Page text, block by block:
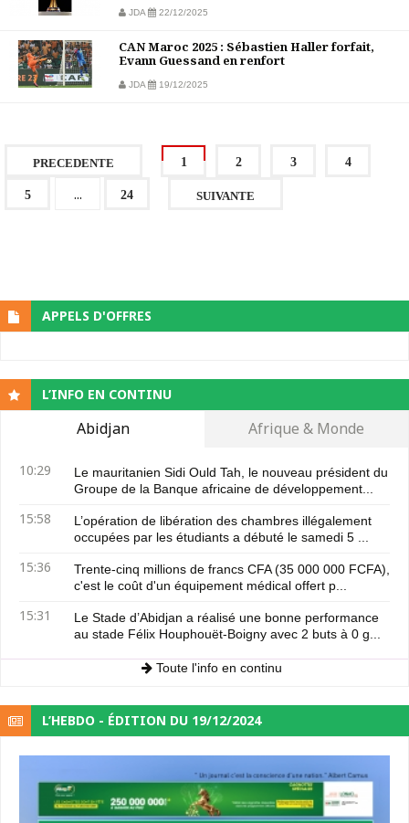
JDA 22/12/2025
CAN Maroc 2025 : Sébastien Haller forfait,
Evann Guessand en renfort
JDA 19/12/2025
PRECEDENTE 1 2 3 4
5 ... 24 SUIVANTE
APPELS D'OFFRES
L’INFO EN CONTINU
Abidjan Afrique & Monde
10:29
Le mauritanien Sidi Ould Tah, le nouveau président du
Groupe de la Banque africaine de développement...
15:58
L’opération de libération des chambres illégalement
occupées par les étudiants a débuté le samedi 5 ...
15:36
Trente-cinq millions de francs CFA (35 000 000 FCFA),
c'est le coût d'un équipement médical offert p...
15:31
Le Stade d’Abidjan a réalisé une bonne performance
au stade Félix Houphouët-Boigny avec 2 buts à 0 g...
Toute l'info en continu
L’HEBDO - ÉDITION DU 19/12/2024